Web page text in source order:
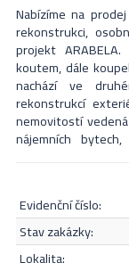
Nabízíme na
rekonstrukci,
projekt
koutem, dále
nachází ve
rekonstrukcí
nemovitostí
nájemních
příležitost
hypotečním
občanská a
případě zájmu či
víkendu. Jednotka č.
evidenční číslo:
stav zakázky:
lokalita: